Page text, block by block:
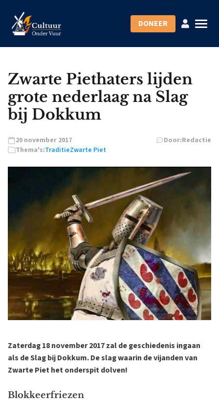
DONEER
Zwarte Piethaters lijden
grote nederlaag na Slag
bij Dokkum
20 november 2017 Door:Redactie
Thema's:TraditieZwarte Piet
Zaterdag 18 november 2017 zal de geschiedenis ingaan
als de Slag bij Dokkum. De slag waarin de vijanden van
Zwarte Piet het onderspit dolven!
Blokkeerfriezen